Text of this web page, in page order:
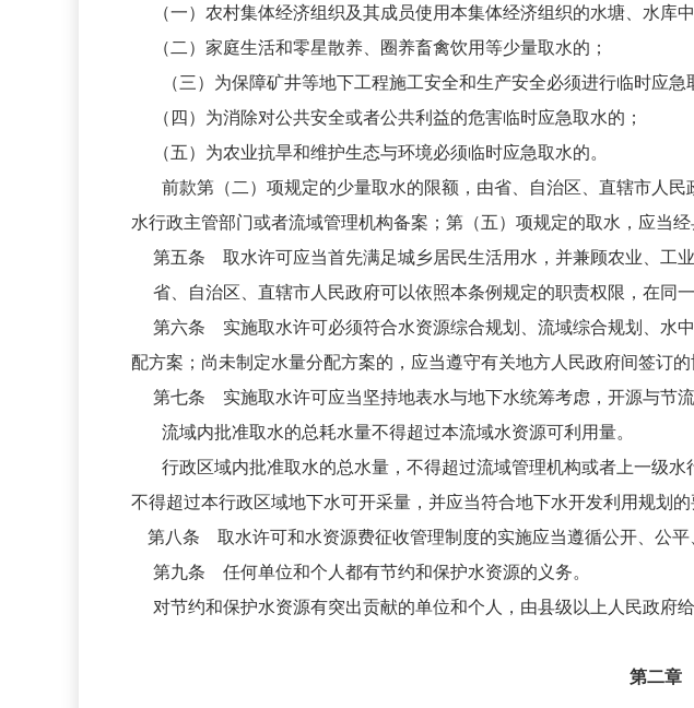
（一）农村集体经济组织及其成员使用本集体经济组织的水塘、水库中
（二）家庭生活和零星散养、圈养畜禽饮用等少量取水的；
（三）为保障矿井等地下工程施工安全和生产安全必须进行临时应急
（四）为消除对公共安全或者公共利益的危害临时应急取水的；
（五）为农业抗旱和维护生态与环境必须临时应急取水的。
前款第（二）项规定的少量取水的限额，由省、自治区、直辖市人
水行政主管部门或者流域管理机构备案；第（五）项规定的取水，应当
第五条 取水许可应当首先满足城乡居民生活用水，并兼顾农业、工业
省、自治区、直辖市人民政府可以依照本条例规定的职责权限，在同
第六条 实施取水许可必须符合水资源综合规划、流域综合规划、水
配方案；尚未制定水量分配方案的，应当遵守有关地方人民政府间签订的
第七条 实施取水许可应当坚持地表水与地下水统筹考虑，开源与节流
流域内批准取水的总耗水量不得超过本流域水资源可利用量。
行政区域内批准取水的总水量，不得超过流域管理机构或者上一级
不得超过本行政区域地下水可开采量，并应当符合地下水开发利用规划
第八条 取水许可和水资源费征收管理制度的实施应当遵循公开、公平
第九条 任何单位和个人都有节约和保护水资源的义务。
对节约和保护水资源有突出贡献的单位和个人，由县级以上人民政府给
第二章